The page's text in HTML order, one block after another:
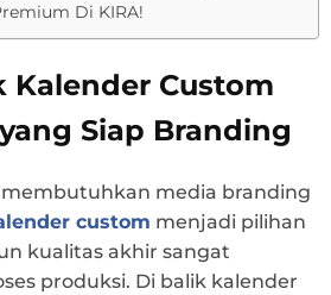
Di KIRA!
Kalender Custom
Siap Branding
media branding
custom menjadi pilihan
kualitas akhir sangat
produksi. Di balik kalender